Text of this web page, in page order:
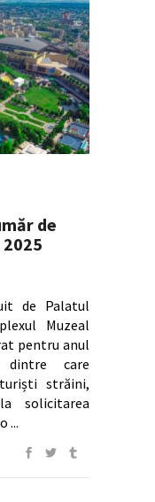
de
de Palatul
Muzeal
pentru anul
dintre care
străini,
solicitarea